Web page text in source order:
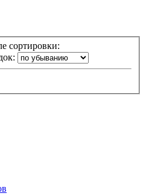
сортировки: